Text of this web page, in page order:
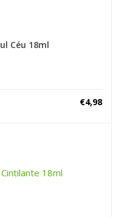
Céu 18ml
€4,98